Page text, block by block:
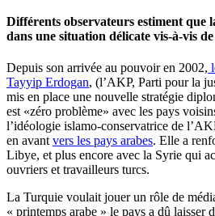
Différents observateurs estiment que
dans une situation délicate vis-à-vis
Depuis son arrivée au pouvoir en 2002,
Tayyip Erdogan, (l’AKP, Parti pour la
mis en place une nouvelle stratégie
est «zéro problème» avec les pays
l’idéologie islamo-conservatrice de
en avant vers les pays arabes. Elle a
Libye, et plus encore avec la Syrie qui
ouvriers et travailleurs turcs.
La Turquie voulait jouer un rôle de
« printemps arabe » le pays a dû laisser